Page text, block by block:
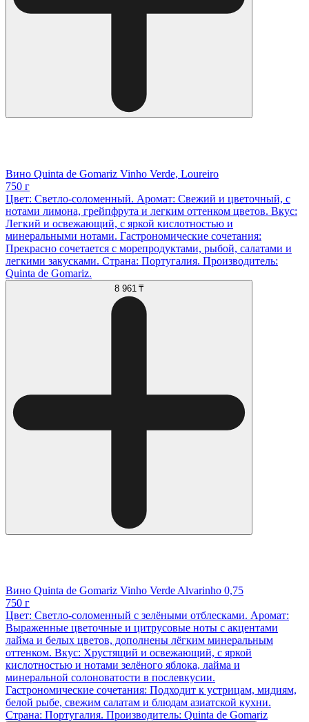
Вино Quinta de Gomariz Vinho Verde, Loureiro
750 г
Цвет: Светло-соломенный. Аромат: Свежий и цветочный, с
нотами лимона, грейпфрута и легким оттенком цветов. Вкус:
Легкий и освежающий, с яркой кислотностью и
минеральными нотами. Гастрономические сочетания:
Прекрасно сочетается с морепродуктами, рыбой, салатами и
легкими закусками. Страна: Португалия. Производитель:
Quinta de Gomariz.
8 961 ₸
Вино Quinta de Gomariz Vinho Verde Alvarinho 0,75
750 г
Цвет: Светло-соломенный с зелёными отблесками. Аромат:
Выраженные цветочные и цитрусовые ноты с акцентами
лайма и белых цветов, дополнены лёгким минеральным
оттенком. Вкус: Хрустящий и освежающий, с яркой
кислотностью и нотами зелёного яблока, лайма и
минеральной солоноватости в послевкусии.
Гастрономические сочетания: Подходит к устрицам, мидиям,
белой рыбе, свежим салатам и блюдам азиатской кухни.
Страна: Португалия. Производитель: Quinta de Gomariz